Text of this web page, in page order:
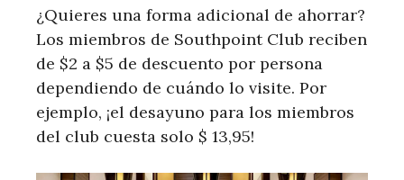
¿Quieres una forma adicional de ahorrar?
Los miembros de Southpoint Club reciben
de $2 a $5 de descuento por persona
dependiendo de cuándo lo visite. Por
ejemplo, ¡el desayuno para los miembros
del club cuesta solo $ 13,95!